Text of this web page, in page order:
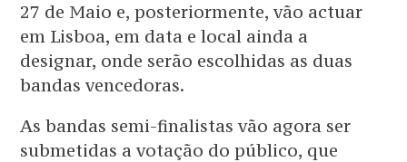
27 de Maio e, posteriormente, vão actuar
em Lisboa, em data e local ainda a
designar, onde serão escolhidas as duas
bandas vencedoras.
As bandas semi-finalistas vão agora ser
submetidas a votação do público, que